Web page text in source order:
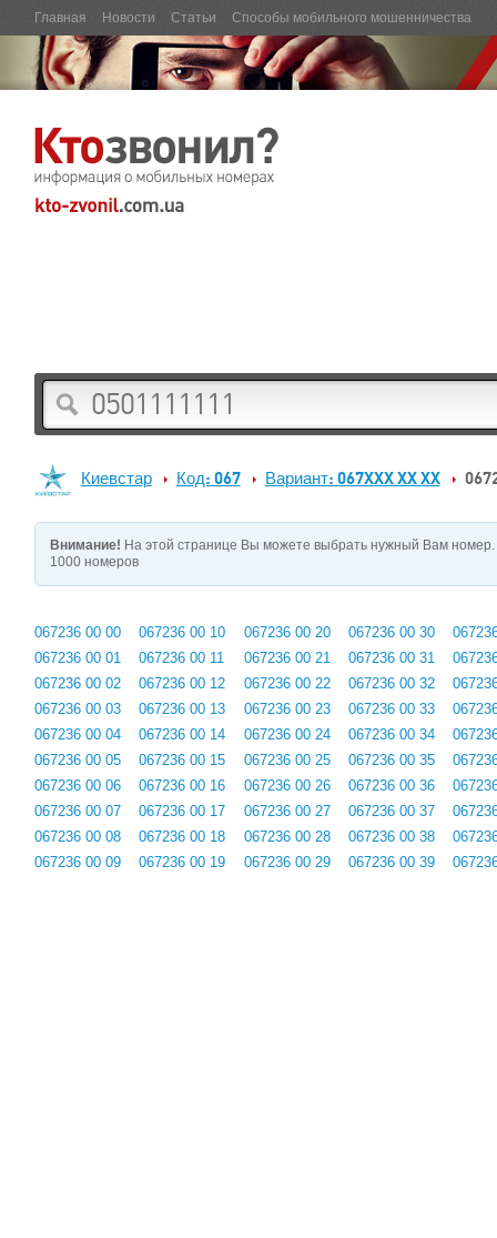
Главная Новости Статьи Способы мобильного мошенничества
Киевстар Код: 067 Вариант: 067XXX XX XX
Внимание! На этой странице Вы можете выбрать нужный Вам
1000 номеров
067236 00 00
067236 00 01
067236 00 02
067236 00 03
067236 00 04
067236 00 05
067236 00 06
067236 00 07
067236 00 08
067236 00 09
067236 00 10
067236 00 11
067236 00 12
067236 00 13
067236 00 14
067236 00 15
067236 00 16
067236 00 17
067236 00 18
067236 00 19
067236 00 20
067236 00 21
067236 00 22
067236 00 23
067236 00 24
067236 00 25
067236 00 26
067236 00 27
067236 00 28
067236 00 29
067236 00 30
067236 00 31
067236 00 32
067236 00 33
067236 00 34
067236 00 35
067236 00 36
067236 00 37
067236 00 38
067236 00 39